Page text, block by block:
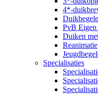
4*-
PvB Eigen
Duiken
Reanimatie
Specialisaties